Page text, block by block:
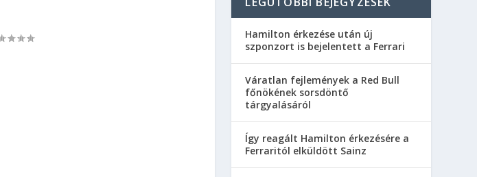
Hamilton érkezése után új
szponzort is bejelentett a Ferrari
Váratlan fejlemények a Red Bull
főnökének sorsdöntő
tárgyalásáról
Így reagált Hamilton érkezésére a
Ferraritól elküldött Sainz